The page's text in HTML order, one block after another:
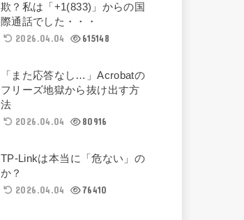
欺？私は「+1(833)」からの国
際通話でした・・・
2026.04.04
615148
「また応答なし…」Acrobatの
フリーズ地獄から抜け出す方
法
2026.04.04
80916
TP-Linkは本当に「危ない」の
か？
2026.04.04
76410